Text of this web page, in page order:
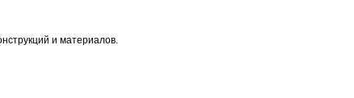
и материалов.